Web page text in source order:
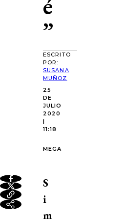
”
ESCRITO
POR:
SUSANA
MUÑOZ
25
DE
JULIO
2020
|
11:18
MEGA
S
i
m